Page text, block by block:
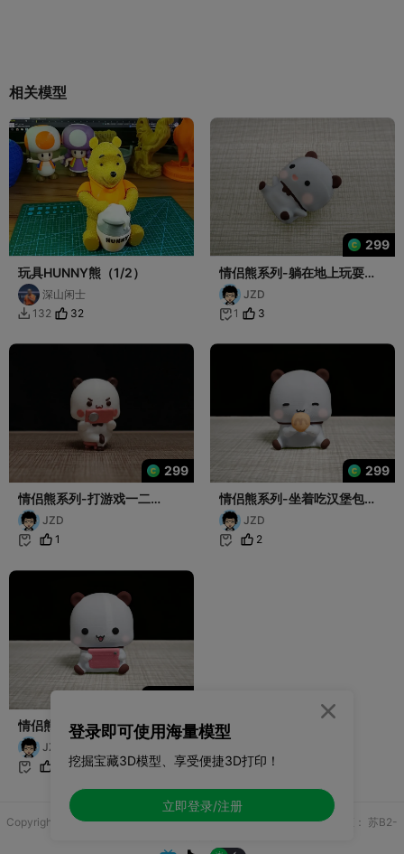
相关模型
玩具HUNNY熊（1/2）
深山闲士
 132 32
299
情侣熊系列-躺在地上玩耍的
一二（Couple Bear-
lie_play_happy_Yier）
JZD
 1 3
299
情侣熊系列-打游戏一二
（Couple Bear-play games
Yier）
JZD
 1
299
情侣熊系列-坐着吃汉堡包的
一二（Couple Bear-eat
hamburger Yier）
JZD
 2
情侣熊系列-坐着玩平板的一
二（Couple Bear-sit play
pad Yier）
JZD

Copyright © 2025 无锡控博科技有限公司 版权所有增值电信业务许可证： 苏B2-
登录即可使用海量模型
挖掘宝藏3D模型、享受便捷3D打印！
立即登录/注册
